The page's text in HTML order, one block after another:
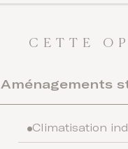
CETTE
Aménagements
Climatisation